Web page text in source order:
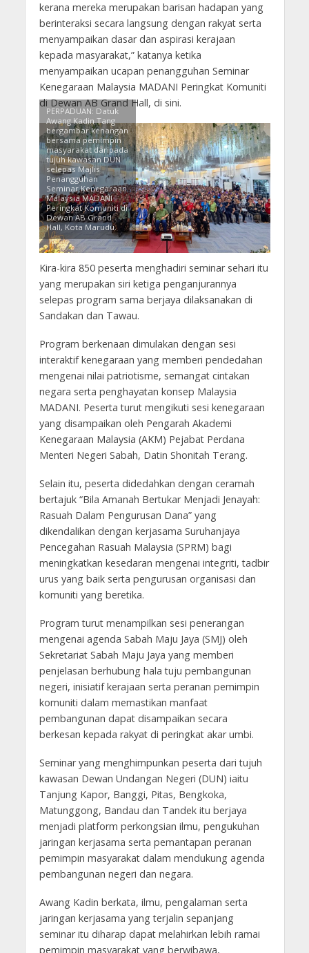
kerana mereka merupakan barisan hadapan yang
berinteraksi secara langsung dengan rakyat serta
menyampaikan dasar dan aspirasi kerajaan
kepada masyarakat,” katanya ketika
menyampaikan ucapan penangguhan Seminar
Kenegaraan Malaysia MADANI Peringkat Komuniti
di Dewan AB Grand Hall, di sini.
PERPADUAN: Datuk
Awang Kadin Tang
bergambar kenangan
bersama pemimpin
masyarakat daripada
tujuh kawasan DUN
selepas Majlis
Penangguhan
Seminar Kenegaraan
Malaysia MADANI
Peringkat Komuniti di
Dewan AB Grand
Hall, Kota Marudu.
Kira-kira 850 peserta menghadiri seminar sehari itu
yang merupakan siri ketiga penganjurannya
selepas program sama berjaya dilaksanakan di
Sandakan dan Tawau.
Program berkenaan dimulakan dengan sesi
interaktif kenegaraan yang memberi pendedahan
mengenai nilai patriotisme, semangat cintakan
negara serta penghayatan konsep Malaysia
MADANI. Peserta turut mengikuti sesi kenegaraan
yang disampaikan oleh Pengarah Akademi
Kenegaraan Malaysia (AKM) Pejabat Perdana
Menteri Negeri Sabah, Datin Shonitah Terang.
Selain itu, peserta didedahkan dengan ceramah
bertajuk “Bila Amanah Bertukar Menjadi Jenayah:
Rasuah Dalam Pengurusan Dana” yang
dikendalikan dengan kerjasama Suruhanjaya
Pencegahan Rasuah Malaysia (SPRM) bagi
meningkatkan kesedaran mengenai integriti, tadbir
urus yang baik serta pengurusan organisasi dan
komuniti yang beretika.
Program turut menampilkan sesi penerangan
mengenai agenda Sabah Maju Jaya (SMJ) oleh
Sekretariat Sabah Maju Jaya yang memberi
penjelasan berhubung hala tuju pembangunan
negeri, inisiatif kerajaan serta peranan pemimpin
komuniti dalam memastikan manfaat
pembangunan dapat disampaikan secara
berkesan kepada rakyat di peringkat akar umbi.
Seminar yang menghimpunkan peserta dari tujuh
kawasan Dewan Undangan Negeri (DUN) iaitu
Tanjung Kapor, Banggi, Pitas, Bengkoka,
Matunggong, Bandau dan Tandek itu berjaya
menjadi platform perkongsian ilmu, pengukuhan
jaringan kerjasama serta pemantapan peranan
pemimpin masyarakat dalam mendukung agenda
pembangunan negeri dan negara.
Awang Kadin berkata, ilmu, pengalaman serta
jaringan kerjasama yang terjalin sepanjang
seminar itu diharap dapat melahirkan lebih ramai
pemimpin masyarakat yang berwibawa,